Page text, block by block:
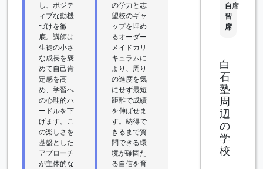
し、ポジテ
ィブな動機
づけを徹
底。講師は
生徒の小さ
な成長を褒
めて自己肯
定感を高
め、学習へ
の心理的ハ
ードルを下
げます。こ
の楽しさを
基盤とした
アプローチ
が主体的な
の学力と志
望校のギャ
ップを埋め
るオーダー
メイドカリ
キュラムに
より、周り
の進度を気
にせず最短
距離で成績
を伸ばせま
す。納得で
きるまで質
問できる環
境が確固た
る自信を育
自
習
席
席
白
石
塾
周
辺
の
学
校